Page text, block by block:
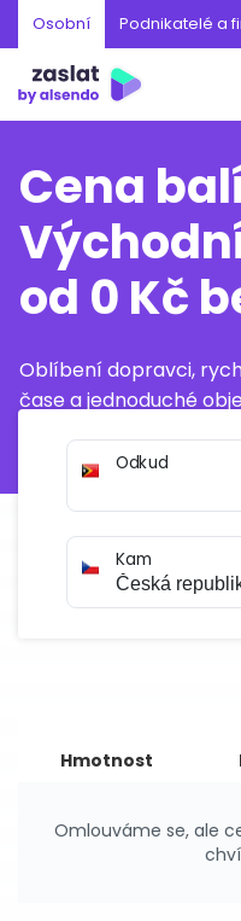
Osobní Podnikatelé a
Cena
od 0 Kč
Oblíbení dopravci,
čase a jednoduché
Odkud
Kam
Hmotnost
Omlouváme se, ale